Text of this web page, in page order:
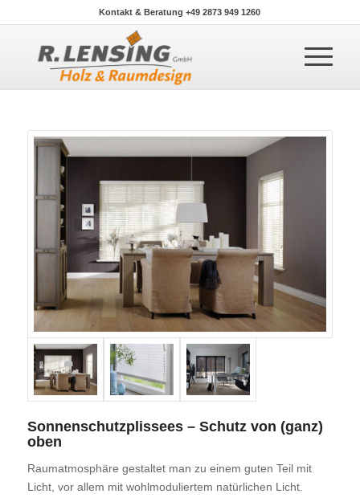
Kontakt & Beratung +49 2873 949 1260
Sonnenschutzplissees – Schutz von (ganz)
oben
Raumatmosphäre gestaltet man zu einem guten Teil mit
Licht, vor allem mit wohlmoduliertem natürlichen Licht.